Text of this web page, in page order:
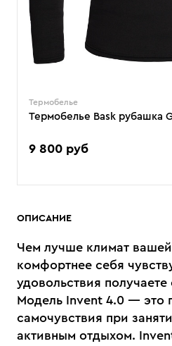
Термобелье
Термобелье Bask рубашка
9 800 руб
ОПИСАНИЕ
Чем лучше климат
комфортнее себя
удовольствия получаете
Модель Invent 4.0 — это
самочувствия при
активным отдыхом.